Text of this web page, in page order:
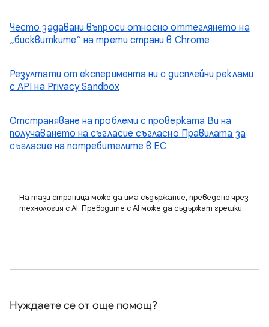
Често задавани въпроси относно оттеглянето на
„бисквитките“ на трети страни в Chrome
Резултати от експеримента ни с дисплейни реклами
с API на Privacy Sandbox
Отстраняване на проблеми с проверката Ви на
получаването на съгласие съгласно Правилата за
съгласие на потребителите в ЕС
На тази страница може да има съдържание, преведено чрез
технология с AI. Преводите с AI може да съдържат грешки.
Нуждаете се от още помощ?